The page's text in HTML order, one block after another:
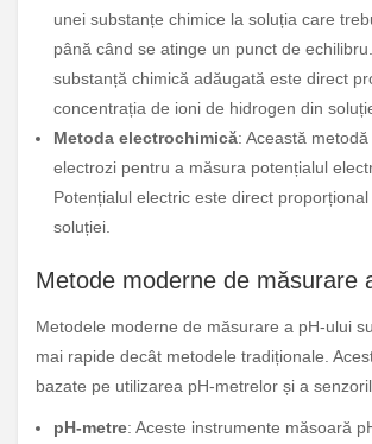
unei substanțe chimice la soluția care
până când se atinge un punct de
substanță chimică adăugată este direct
concentrația de ioni de hidrogen din
Metoda electrochimică: Această
electrozi pentru a măsura potențialul
Potențialul electric este direct
soluției.
Metode moderne de măsurare
Metodele moderne de măsurare a pH-ului
mai rapide decât metodele tradiționale.
bazate pe utilizarea pH-metrelor și a
pH-metre: Aceste instrumente măsoară